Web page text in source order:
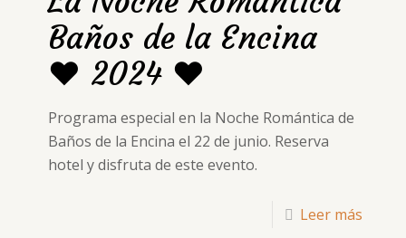
Baños de la Encina
❤ 2024 ❤
Programa especial en la Noche Romántica de
Baños de la Encina el 22 de junio. Reserva
hotel y disfruta de este evento.
Leer más